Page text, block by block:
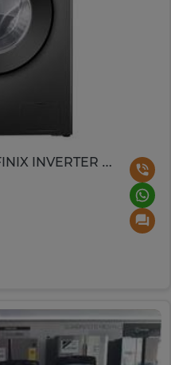
MACHINE A LAVER 7KGS FINIX INVERTER FIN70-IXDA05E GRISE